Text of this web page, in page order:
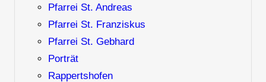
Pfarrei St. Andreas
Pfarrei St. Franziskus
Pfarrei St. Gebhard
Porträt
Rappertshofen